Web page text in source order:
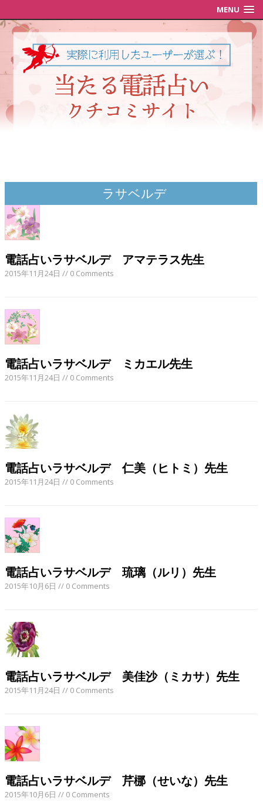
MENU
ラサベルデ
電話占いラサベルデ アマテラス先生
2015年11月24日 // 0 Comments
電話占いラサベルデ ミカエル先生
2015年11月24日 // 0 Comments
電話占いラサベルデ 仁美（ヒトミ）先生
2015年11月24日 // 0 Comments
電話占いラサベルデ 琉璃（ルリ）先生
2015年10月6日 // 0 Comments
電話占いラサベルデ 美佳沙（ミカサ）先生
2015年11月24日 // 0 Comments
電話占いラサベルデ 芹梛（せいな）先生
2015年10月6日 // 0 Comments